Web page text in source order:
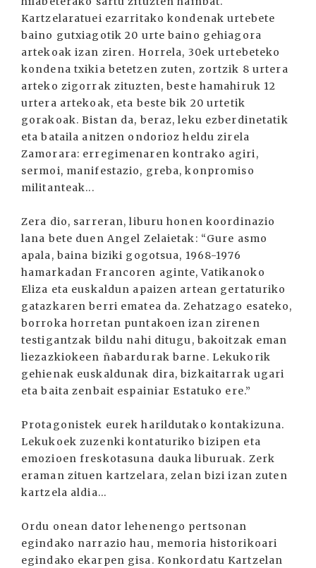
Kartzelaratuei ezarritako kondenak urtebete
baino gutxiagotik 20 urte baino gehiagora
artekoak izan ziren. Horrela, 30ek urtebeteko
kondena txikia betetzen zuten, zortzik 8 urtera
arteko zigorrak zituzten, beste hamahiruk 12
urtera artekoak, eta beste bik 20 urtetik
gorakoak. Bistan da, beraz, leku ezberdinetatik
eta bataila anitzen ondorioz heldu zirela
Zamorara: erregimenaren kontrako agiri,
sermoi, manifestazio, greba, konpromiso
militanteak...
Zera dio, sarreran, liburu honen koordinazio
lana bete duen Angel Zelaietak: “Gure asmo
apala, baina biziki gogotsua, 1968-1976
hamarkadan Francoren aginte, Vatikanoko
Eliza eta euskaldun apaizen artean gertaturiko
gatazkaren berri ematea da. Zehatzago esateko,
borroka horretan puntakoen izan zirenen
testigantzak bildu nahi ditugu, bakoitzak eman
liezazkiokeen ñabardurak barne. Lekukorik
gehienak euskaldunak dira, bizkaitarrak ugari
eta baita zenbait espainiar Estatuko ere.”
Protagonistek eurek harildutako kontakizuna.
Lekukoek zuzenki kontaturiko bizipen eta
emozioen freskotasuna dauka liburuak. Zerk
eraman zituen kartzelara, zelan bizi izan zuten
kartzela aldia...
Ordu onean dator lehenengo pertsonan
egindako narrazio hau, memoria historikoari
egindako ekarpen gisa. Konkordatu Kartzelan